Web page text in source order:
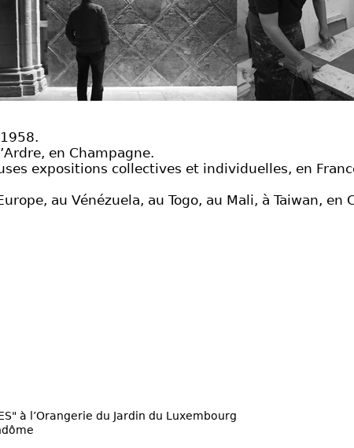
en Champagne.
expositions collectives et individuelles, en
au Vénézuela, au Togo, au Mali, à Taiwan, en
à l’Orangerie du Jardin du Luxembourg